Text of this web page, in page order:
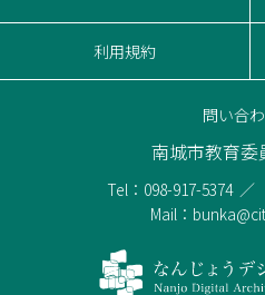
利用規約
問い合
南城市教育委
Tel：098-917-5374
Mail：